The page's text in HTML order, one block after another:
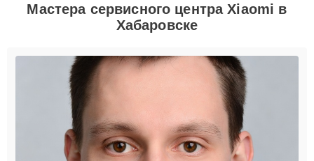
Мастера сервисного центра Xiaomi в
Хабаровске